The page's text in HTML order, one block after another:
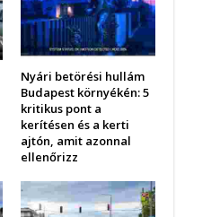
Nyári betörési hullám
Budapest környékén: 5
kritikus pont a
kerítésen és a kerti
ajtón, amit azonnal
ellenőrizz